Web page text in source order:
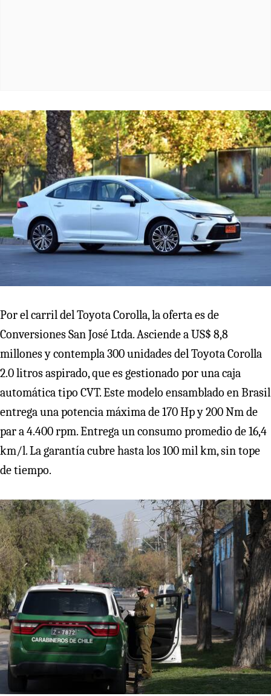
Por el carril del Toyota Corolla, la oferta es de
Conversiones San José Ltda. Asciende a US$ 8,8
millones y contempla 300 unidades del Toyota Corolla
2.0 litros aspirado, que es gestionado por una caja
automática tipo CVT. Este modelo ensamblado en Brasil
entrega una potencia máxima de 170 Hp y 200 Nm de
par a 4.400 rpm. Entrega un consumo promedio de 16,4
km/l. La garantía cubre hasta los 100 mil km, sin tope
de tiempo.